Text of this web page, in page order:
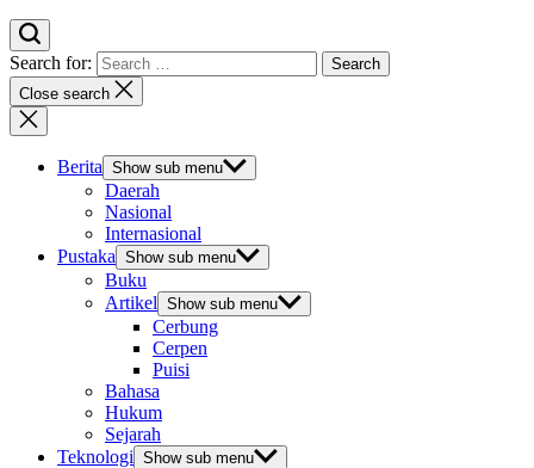
Search for:
Close search
Berita Show sub menu
Daerah
Nasional
Internasional
Pustaka Show sub menu
Buku
Artikel Show sub menu
Cerbung
Cerpen
Puisi
Bahasa
Hukum
Sejarah
Teknologi Show sub menu